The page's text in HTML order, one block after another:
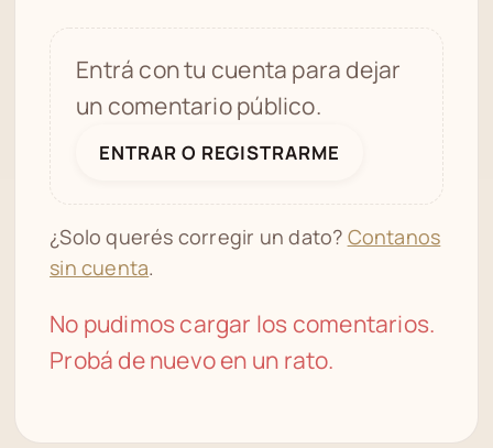
Entrá con tu cuenta para dejar
un comentario público.
ENTRAR O REGISTRARME
¿Solo querés corregir un dato? Contanos
sin cuenta.
No pudimos cargar los comentarios.
Probá de nuevo en un rato.